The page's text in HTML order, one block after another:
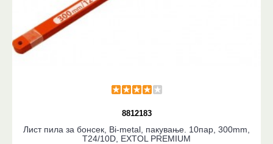
8812183
Лист пила за бонсек, Bi-metal, пакување. 10пар, 300mm,
T24/10D, EXTOL PREMIUM